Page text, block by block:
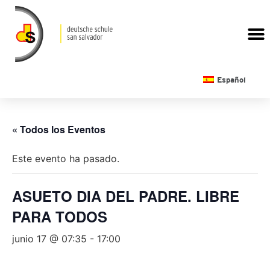
Español
« Todos los Eventos
Este evento ha pasado.
ASUETO DIA DEL PADRE. LIBRE
PARA TODOS
junio 17 @ 07:35 - 17:00